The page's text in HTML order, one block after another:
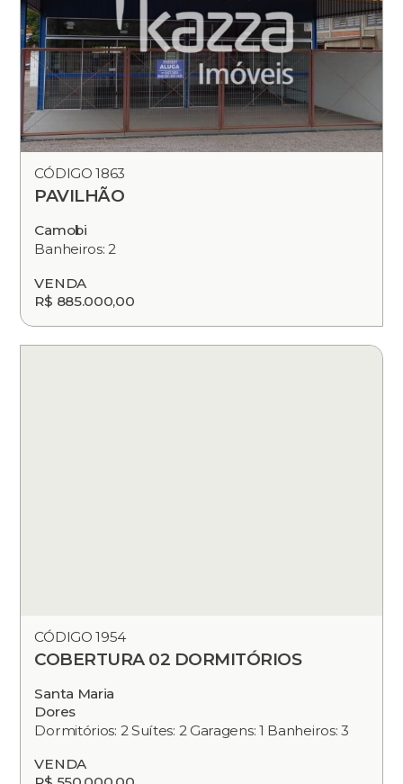
CÓDIGO 1863
PAVILHÃO
Camobi
Banheiros: 2
VENDA
R$ 885.000,00
CÓDIGO 1954
COBERTURA 02 DORMITÓRIOS
Santa Maria
Dores
Dormitórios: 2 Suítes: 2 Garagens: 1 Banheiros: 3
VENDA